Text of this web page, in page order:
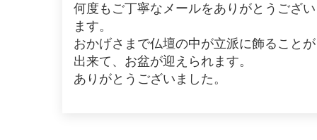
何度もご丁寧なメールをありがとうござい
ます。
おかげさまで仏壇の中が立派に飾ることが
出来て、お盆が迎えられます。
ありがとうございました。